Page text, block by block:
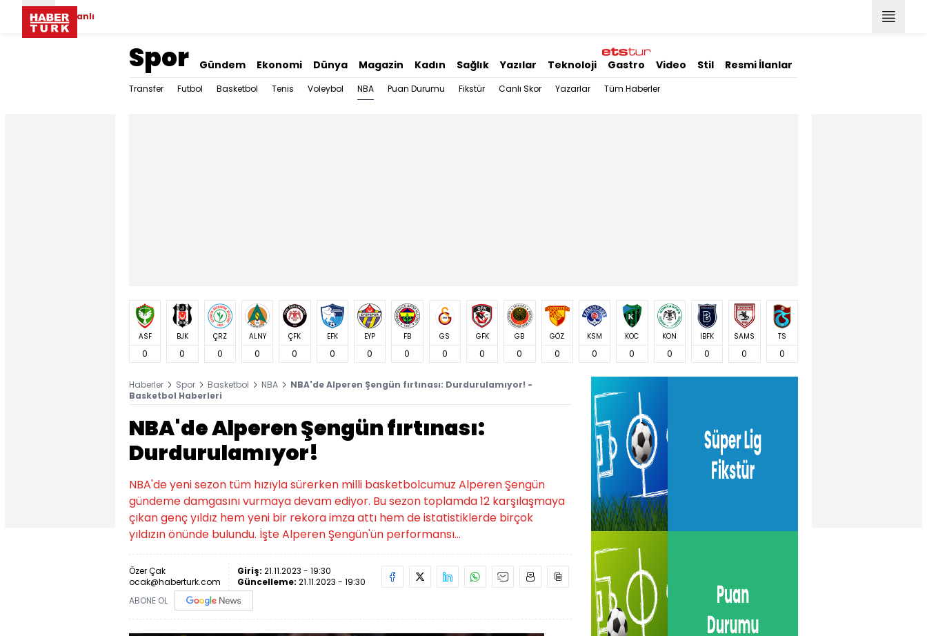
Canlı
Spor Gündem Ekonomi Dünya Magazin Kadın Sağlık Yazılar Teknoloji Gastro Video Stil Resmi İlanlar
Transfer Futbol Basketbol Tenis Voleybol NBA Puan Durumu Fikstür Canlı Skor Yazarlar Tüm Haberler
ASF
0
BJK
0
ÇRZ
0
ALNY
0
ÇFK
0
EFK
0
EYP
0
FB
0
GS
0
GFK
0
GB
0
GÖZ
0
KSM
0
KOC
0
KON
0
İBFK
0
SAMS
0
TS
0
Haberler Spor Basketbol NBA
NBA'de Alperen Şengün fırtınası: Durdurulamıyor! -
Basketbol Haberleri
NBA'de Alperen Şengün fırtınası:
Durdurulamıyor!
NBA'de yeni sezon tüm hızıyla sürerken milli basketbolcumuz Alperen Şengün
gündeme damgasını vurmaya devam ediyor. Bu sezon toplamda 12 karşılaşmaya
çıkan genç yıldız hem yeni bir rekora imza attı hem de istatistiklerde birçok
yıldızın önünde bulundu. İşte Alperen Şengün'ün performansı...
Özer Çak
ocak@haberturk.com
Giriş: 21.11.2023 - 19:30
Güncelleme: 21.11.2023 - 19:30
ABONE OL